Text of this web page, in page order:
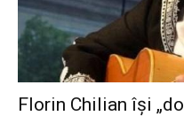
Florin Chilian își